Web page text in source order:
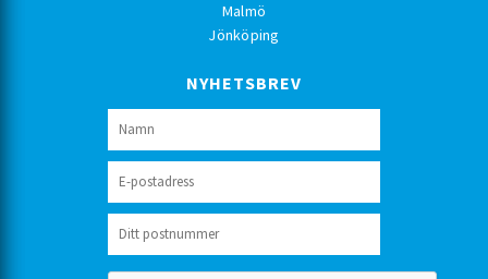
Malmö
Jönköping
NYHETSBREV